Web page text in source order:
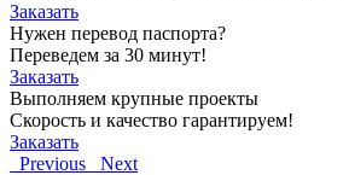
Заказать
Нужен перевод паспорта?
Переведем за 30 минут!
Заказать
Выполняем крупные проекты
Скорость и качество гарантируем!
Заказать
Previous
Next